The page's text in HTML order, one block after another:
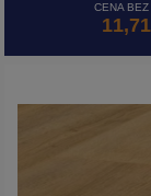
CENA BEZ